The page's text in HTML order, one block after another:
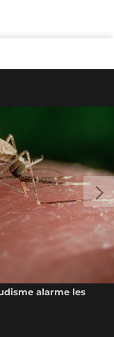
alarme les